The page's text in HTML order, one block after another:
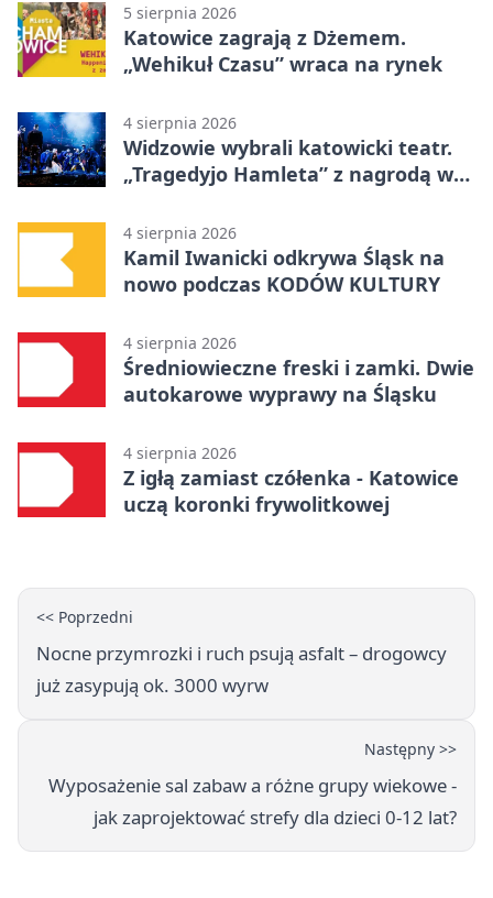
5 sierpnia 2026
Katowice zagrają z Dżemem.
„Wehikuł Czasu” wraca na rynek
4 sierpnia 2026
Widzowie wybrali katowicki teatr.
„Tragedyjo Hamleta” z nagrodą w
4 sierpnia 2026
Kamil Iwanicki odkrywa Śląsk na
nowo podczas KODÓW KULTURY
4 sierpnia 2026
Średniowieczne freski i zamki. Dwie
autokarowe wyprawy na Śląsku
4 sierpnia 2026
Z igłą zamiast czółenka - Katowice
uczą koronki frywolitkowej
<< Poprzedni
Nocne przymrozki i ruch psują asfalt – drogowcy
już zasypują ok. 3000 wyrw
Następny >>
Wyposażenie sal zabaw a różne grupy wiekowe -
jak zaprojektować strefy dla dzieci 0-12 lat?